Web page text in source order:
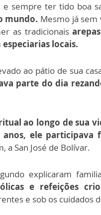
e sempre ter tido boa
mundo. Mesmo já sem
as tradicionaisarepas
locais.
ao pátio de sua
parte do dia
ao longo de sua
anos, ele participava
a San José de Bolívar.
explicaram
e refeições
e sob os cuidados